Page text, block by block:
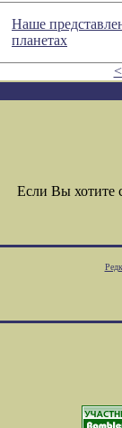
Наше
планетах
Если Вы хотите